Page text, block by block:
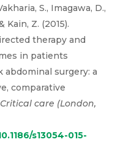
S., Imagawa, D.,
Kain, Z. (2015).
therapy and
in patients
surgery: a
comparative
Critical care (London,
s13054-015-